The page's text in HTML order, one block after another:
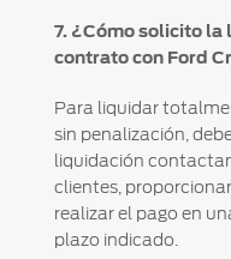
7. ¿Cómo solicito
contrato con Ford
Para liquidar
sin penalización,
liquidación
clientes,
realizar el pago en
plazo indicado.